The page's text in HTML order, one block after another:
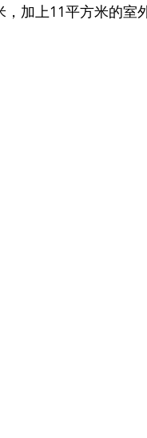
，加上11平方米的室